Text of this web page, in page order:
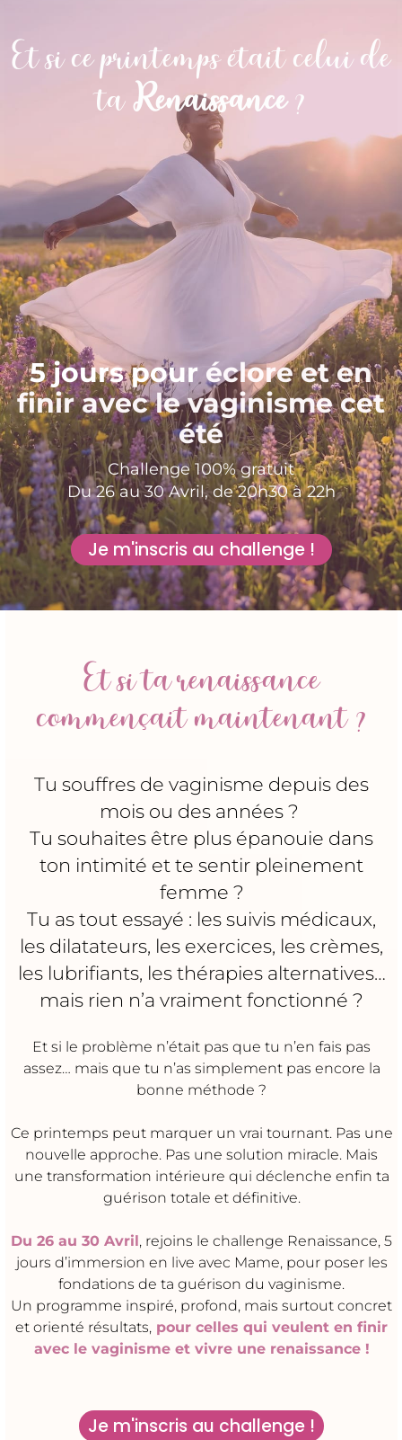
Et si ce printemps était celui de
taRenaissance?
5 jours pouréclore et en
finir avec le vaginisme cet
été
Challenge 100% gratuit
Du 26 au 30 Avril, de 20h30 à 22h
Je m'inscris au challenge !
Et si ta renaissance
commençait maintenant ?
Tu souffres de vaginisme depuis des
mois ou des années ?
Tu souhaites être plus épanouie dans
ton intimité et te sentir pleinement
femme ?
Tu as tout essayé : les suivis médicaux,
les dilatateurs, les exercices, les crèmes,
les lubrifiants, les thérapies alternatives…
mais rien n’a vraiment fonctionné ?
Et si le problème n’était pas que tu n’en fais pas
assez… mais que tu n’as simplement pas encore la
bonne méthode ?
Ce printemps peut marquer un vrai tournant. Pas une
nouvelle approche. Pas une solution miracle. Mais
une transformation intérieure qui déclenche enfin ta
guérison totale et définitive.
Du 26 au 30 Avril, rejoins le challenge Renaissance, 5
jours d’immersion en live avec Mame, pour poser les
fondations de ta guérison du vaginisme.
Un programme inspiré, profond, mais surtout concret
et orienté résultats, pour celles qui veulent en finir
avec le vaginisme et vivre une renaissance !
Je m'inscris au challenge !